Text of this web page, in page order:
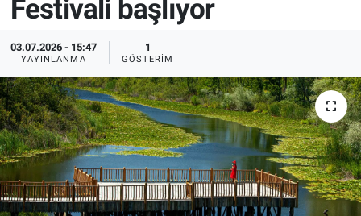
Festivali başlıyor
03.07.2026 - 15:47
YAYINLANMA
1
GÖSTERIM
Tüm Haberler
İletişim
Künye
Süper Lig Puan Durumu ve Fikstür
Tüm Manşetler
Son Dakika Haberleri
Haber Arşivi